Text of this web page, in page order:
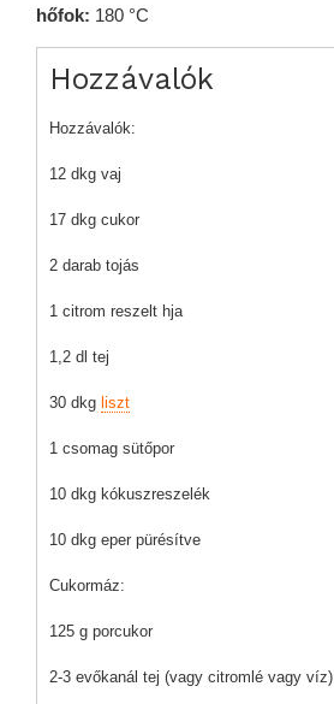
hőfok: 180 °C
Hozzávalók
Hozzávalók:
12 dkg vaj
17 dkg cukor
2 darab tojás
1 citrom reszelt hja
1,2 dl tej
30 dkg liszt
1 csomag sütőpor
10 dkg kókuszreszelék
10 dkg eper pürésítve
Cukormáz:
125 g porcukor
2-3 evőkanál tej (vagy citromlé vagy víz)